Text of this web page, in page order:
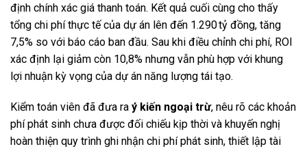
định chính xác giá thanh toán. Kết quả cuối cùng cho thấy
tổng chi phí thực tế của dự án lên đến 1.290 tỷ đồng, tăng
7,5% so với báo cáo ban đầu. Sau khi điều chỉnh chi phí, ROI
xác định lại giảm còn 10,8% nhưng vẫn phù hợp với khung
lợi nhuận kỳ vọng của dự án năng lượng tái tạo.
Kiểm toán viên đã đưa ra ý kiến ngoại trừ, nêu rõ các khoản
phí phát sinh chưa được đối chiếu kịp thời và khuyến nghị
hoàn thiện quy trình ghi nhận chi phí phát sinh, thiết lập tài